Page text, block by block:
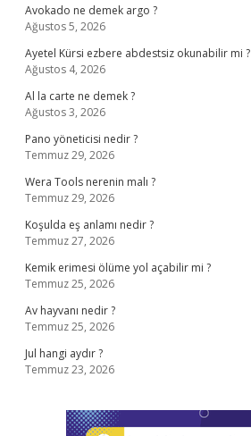
Avokado ne demek argo ?
Ağustos 5, 2026
Ayetel Kürsi ezbere abdestsiz okunabilir mi ?
Ağustos 4, 2026
Al la carte ne demek ?
Ağustos 3, 2026
Pano yöneticisi nedir ?
Temmuz 29, 2026
Wera Tools nerenin malı ?
Temmuz 29, 2026
Koşulda eş anlamı nedir ?
Temmuz 27, 2026
Kemik erimesi ölüme yol açabilir mi ?
Temmuz 25, 2026
Av hayvanı nedir ?
Temmuz 25, 2026
Jul hangi aydır ?
Temmuz 23, 2026